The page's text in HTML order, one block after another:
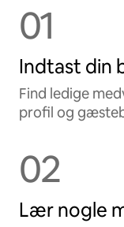
01
Indtast din
Find ledige
profil og
02
Lær nogle